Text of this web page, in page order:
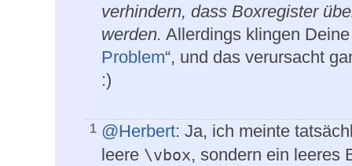
verhindern, dass Boxregister
werden. Allerdings klingen
Problem“, und das verursacht
:)
1 @Herbert: Ja, ich meinte
leere \vbox, sondern ein leeres